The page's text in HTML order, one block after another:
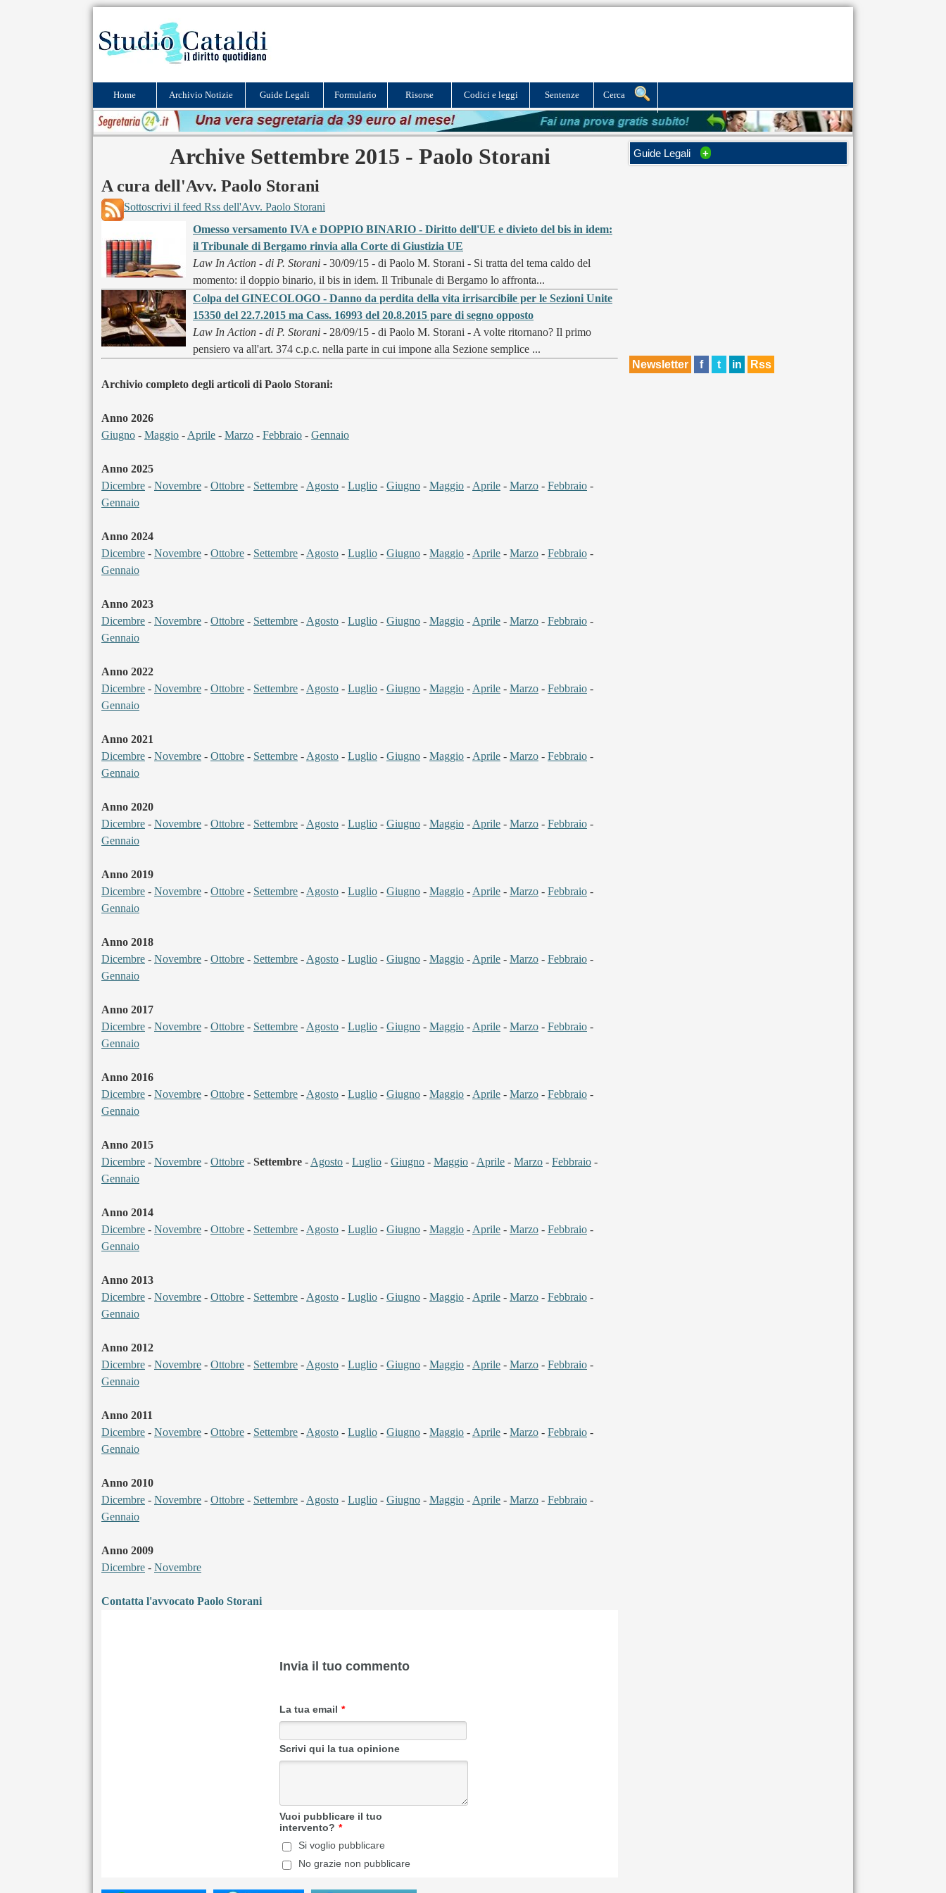
Home Archivio Notizie Guide Legali Formulario Risorse Codici e leggi Sentenze Cerca
Archive Settembre 2015 - Paolo Storani
A cura dell'Avv. Paolo Storani
Sottoscrivi il feed Rss dell'Avv. Paolo Storani
Omesso versamento IVA e DOPPIO BINARIO - Diritto dell'UE e divieto del bis in idem:
il Tribunale di Bergamo rinvia alla Corte di Giustizia UE
Law In Action - di P. Storani - 30/09/15 - di Paolo M. Storani - Si tratta del tema caldo del
momento: il doppio binario, il bis in idem. Il Tribunale di Bergamo lo affronta...
Colpa del GINECOLOGO - Danno da perdita della vita irrisarcibile per le Sezioni Unite
15350 del 22.7.2015 ma Cass. 16993 del 20.8.2015 pare di segno opposto
Law In Action - di P. Storani - 28/09/15 - di Paolo M. Storani - A volte ritornano? Il primo
pensiero va all'art. 374 c.p.c. nella parte in cui impone alla Sezione semplice ...
Archivio completo degli articoli di Paolo Storani:
Anno 2026
Giugno - Maggio - Aprile - Marzo - Febbraio - Gennaio
Anno 2025
Dicembre - Novembre - Ottobre - Settembre - Agosto - Luglio - Giugno - Maggio - Aprile - Marzo - Febbraio -
Gennaio
Anno 2024
Dicembre - Novembre - Ottobre - Settembre - Agosto - Luglio - Giugno - Maggio - Aprile - Marzo - Febbraio -
Gennaio
Anno 2023
Dicembre - Novembre - Ottobre - Settembre - Agosto - Luglio - Giugno - Maggio - Aprile - Marzo - Febbraio -
Gennaio
Anno 2022
Dicembre - Novembre - Ottobre - Settembre - Agosto - Luglio - Giugno - Maggio - Aprile - Marzo - Febbraio -
Gennaio
Anno 2021
Dicembre - Novembre - Ottobre - Settembre - Agosto - Luglio - Giugno - Maggio - Aprile - Marzo - Febbraio -
Gennaio
Anno 2020
Dicembre - Novembre - Ottobre - Settembre - Agosto - Luglio - Giugno - Maggio - Aprile - Marzo - Febbraio -
Gennaio
Anno 2019
Dicembre - Novembre - Ottobre - Settembre - Agosto - Luglio - Giugno - Maggio - Aprile - Marzo - Febbraio -
Gennaio
Anno 2018
Dicembre - Novembre - Ottobre - Settembre - Agosto - Luglio - Giugno - Maggio - Aprile - Marzo - Febbraio -
Gennaio
Anno 2017
Dicembre - Novembre - Ottobre - Settembre - Agosto - Luglio - Giugno - Maggio - Aprile - Marzo - Febbraio -
Gennaio
Anno 2016
Dicembre - Novembre - Ottobre - Settembre - Agosto - Luglio - Giugno - Maggio - Aprile - Marzo - Febbraio -
Gennaio
Anno 2015
Dicembre - Novembre - Ottobre - Settembre - Agosto - Luglio - Giugno - Maggio - Aprile - Marzo - Febbraio -
Gennaio
Anno 2014
Dicembre - Novembre - Ottobre - Settembre - Agosto - Luglio - Giugno - Maggio - Aprile - Marzo - Febbraio -
Gennaio
Anno 2013
Dicembre - Novembre - Ottobre - Settembre - Agosto - Luglio - Giugno - Maggio - Aprile - Marzo - Febbraio -
Gennaio
Anno 2012
Dicembre - Novembre - Ottobre - Settembre - Agosto - Luglio - Giugno - Maggio - Aprile - Marzo - Febbraio -
Gennaio
Anno 2011
Dicembre - Novembre - Ottobre - Settembre - Agosto - Luglio - Giugno - Maggio - Aprile - Marzo - Febbraio -
Gennaio
Anno 2010
Dicembre - Novembre - Ottobre - Settembre - Agosto - Luglio - Giugno - Maggio - Aprile - Marzo - Febbraio -
Gennaio
Anno 2009
Dicembre - Novembre
Contatta l'avvocato Paolo Storani
Guide Legali +
Newsletter f t in Rss